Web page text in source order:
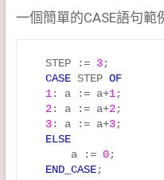
一個簡單的CASE語句範
  STEP :=
3;
CASE STEP OF
1: a := a+1;
2: a := a+2;
3: a := a+3;
ELSE
      a :=
0;
END_CASE